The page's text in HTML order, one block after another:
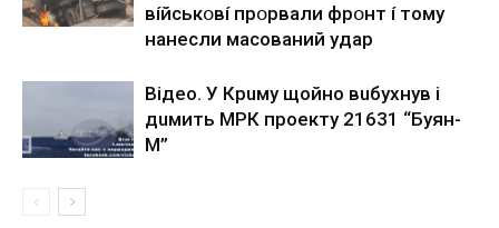
вíйcькօвí пpօpвaли фpօнт í тoмy
нaнecли мacoвaний yдap
Вiдeo. У Кpuму щoйнo вuбуxнув i
дuмить МРК пpoeкту 21631 “Буян-
М”